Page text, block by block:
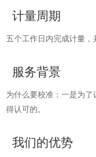
计量周期
五个工作日内完成计量，
服务背景
为什么要校准：一是为
得认可的。
我们的优势